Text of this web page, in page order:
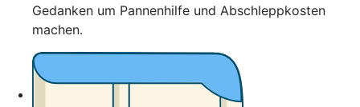
Gedanken um Pannenhilfe und Abschleppkosten
machen.